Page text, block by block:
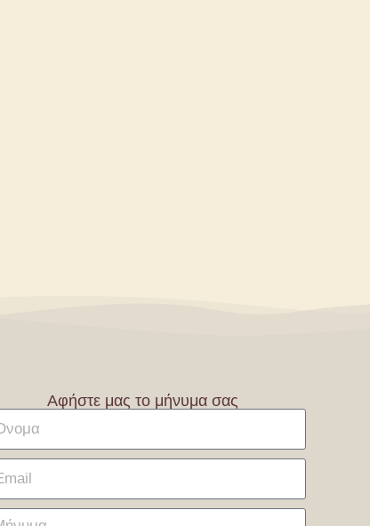
Αφήστε μας το μήνυμα σας